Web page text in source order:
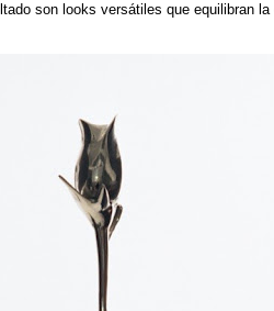
son looks versátiles que equilibran